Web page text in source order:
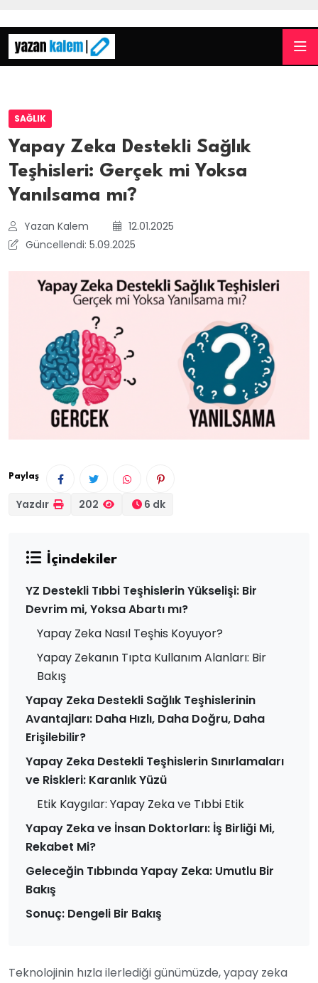
SAĞLIK
Yapay Zeka Destekli Sağlık
Teşhisleri: Gerçek mi Yoksa
Yanılsama mı?
Yazan Kalem
12.01.2025
Güncellendi: 5.09.2025
Paylaş
Yazdır 202 6 dk
İçindekiler
YZ Destekli Tıbbi Teşhislerin Yükselişi: Bir
Devrim mi, Yoksa Abartı mı?
Yapay Zeka Nasıl Teşhis Koyuyor?
Yapay Zekanın Tıpta Kullanım Alanları: Bir
Bakış
Yapay Zeka Destekli Sağlık Teşhislerinin
Avantajları: Daha Hızlı, Daha Doğru, Daha
Erişilebilir?
Yapay Zeka Destekli Teşhislerin Sınırlamaları
ve Riskleri: Karanlık Yüzü
Etik Kaygılar: Yapay Zeka ve Tıbbi Etik
Yapay Zeka ve İnsan Doktorları: İş Birliği Mi,
Rekabet Mi?
Geleceğin Tıbbında Yapay Zeka: Umutlu Bir
Bakış
Sonuç: Dengeli Bir Bakış
Teknolojinin hızla ilerlediği günümüzde, yapay zeka